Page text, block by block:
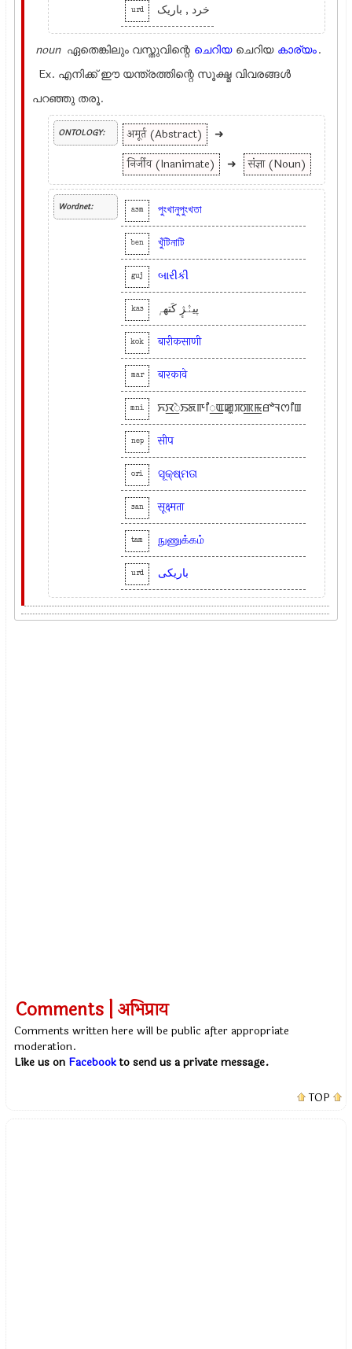
urd خرد , باریک
noun ഏതെങ്കിലും വസ്തുവിന്റെ ചെറിയ ചെറിയ കാര്യം.
Ex. എനിക്ക് ഈ യന്ത്രത്തിന്റെ സൂക്ഷ്മ വിവരങ്ങള്‍
പറഞ്ഞു തരൂ.
ONTOLOGY: अमूर्त (Abstract)
➜
निर्जीव (Inanimate)
➜ संज्ञा (Noun)
Wordnet: asm পুংখানুপুংখতা
ben খুঁটিনাটি
guj બારીકી
kas پینٛژٕ کَتھہٕ
kok बारीकसाणी
mar बारकावे
mni ꯈꯋ꯭ꯥꯏꯗꯒꯤ꯭ꯑꯀꯨꯞꯄ꯭ꯃꯔꯣꯜꯁꯤꯡ
nep सीप
ori ସୂକ୍ଷ୍ମତା
san सूक्ष्मता
tam நுணுக்கம்
urd باریکی
Comments | अभिप्राय
Comments written here will be public after appropriate
moderation.
Like us on Facebookto send us a private message.
TOP